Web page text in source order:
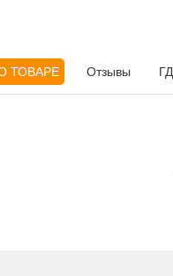
ТОВАРЕ Отзывы